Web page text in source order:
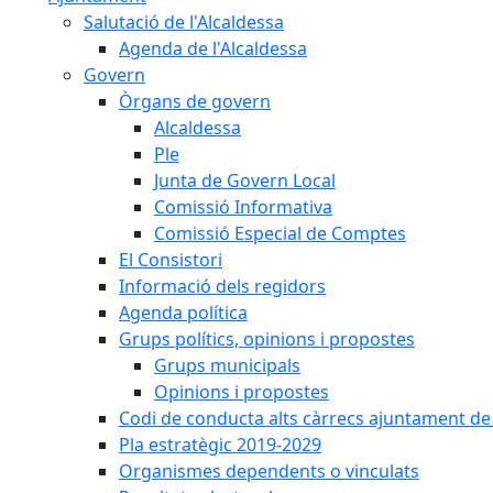
Salutació de l'Alcaldessa
Agenda de l'Alcaldessa
Govern
Òrgans de govern
Alcaldessa
Ple
Junta de Govern Local
Comissió Informativa
Comissió Especial de Comptes
El Consistori
Informació dels regidors
Agenda política
Grups polítics, opinions i propostes
Grups municipals
Opinions i propostes
Codi de conducta alts càrrecs ajuntament
Pla estratègic 2019-2029
Organismes dependents o vinculats